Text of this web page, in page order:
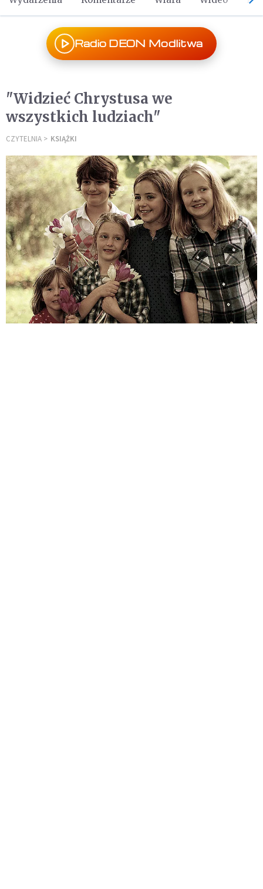
Radio DEON Modlitwa
"Widzieć Chrystusa we
wszystkich ludziach"
CZYTELNIA KSIĄŻKI